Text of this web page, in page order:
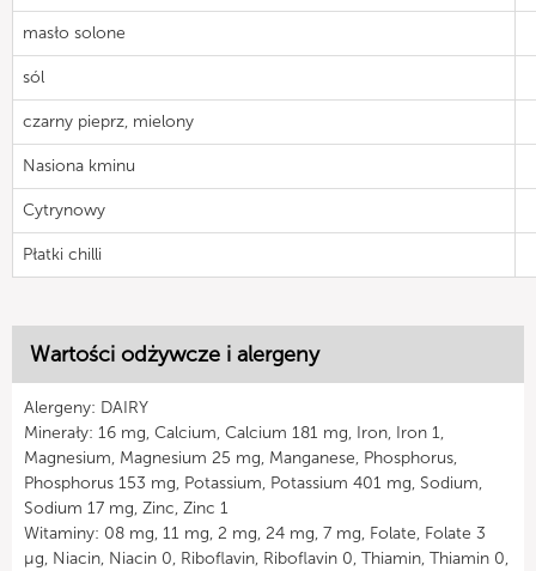
masło solone
sól
czarny pieprz, mielony
Nasiona kminu
Cytrynowy
Płatki chilli
Wartości odżywcze i alergeny
Alergeny: DAIRY
Minerały: 16 mg, Calcium, Calcium 181 mg, Iron, Iron 1,
Magnesium, Magnesium 25 mg, Manganese, Phosphorus,
Phosphorus 153 mg, Potassium, Potassium 401 mg, Sodium,
Sodium 17 mg, Zinc, Zinc 1
Witaminy: 08 mg, 11 mg, 2 mg, 24 mg, 7 mg, Folate, Folate 3
µg, Niacin, Niacin 0, Riboflavin, Riboflavin 0, Thiamin, Thiamin 0,